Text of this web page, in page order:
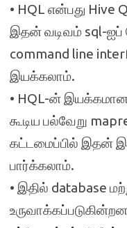
• HQL என்பது Hive
இதன் வடிவம் sql-ஐப்
command line
இயக்கலாம்.
• HQL-ன்
கூடிய பல்வேறு
கட்டமைப்பில் இதன்
பார்க்கலாம்.
• இதில் database